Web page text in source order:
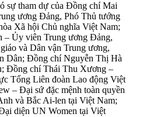
sự tham dự của Đồng chí Mai
ương Đảng, Phó Thủ tướng
Xã hội Chủ nghĩa Việt Nam;
Ủy viên Trung ương Đảng,
và Dân vận Trung ương,
Dân; Đồng chí Nguyễn Thị Hà
Đồng chí Thái Thu Xương –
Tổng Liên đoàn Lao động Việt
– Đại sứ đặc mệnh toàn quyền
và Bắc Ai-len tại Việt Nam;
diện UN Women tại Việt